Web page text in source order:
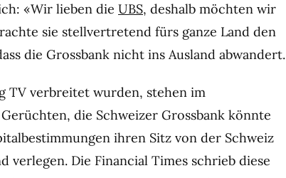
«Wir lieben die UBS, deshalb möchten wir
sie stellvertretend fürs ganze Land den
die Grossbank nicht ins Ausland abwandert.
TV verbreitet wurden, stehen im
die Schweizer Grossbank könnte
ihren Sitz von der Schweiz
verlegen. Die Financial Times schrieb diese